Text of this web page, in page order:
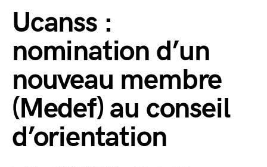
Ucanss :
nomination d’un
nouveau membre
(Medef) au conseil
d’orientation